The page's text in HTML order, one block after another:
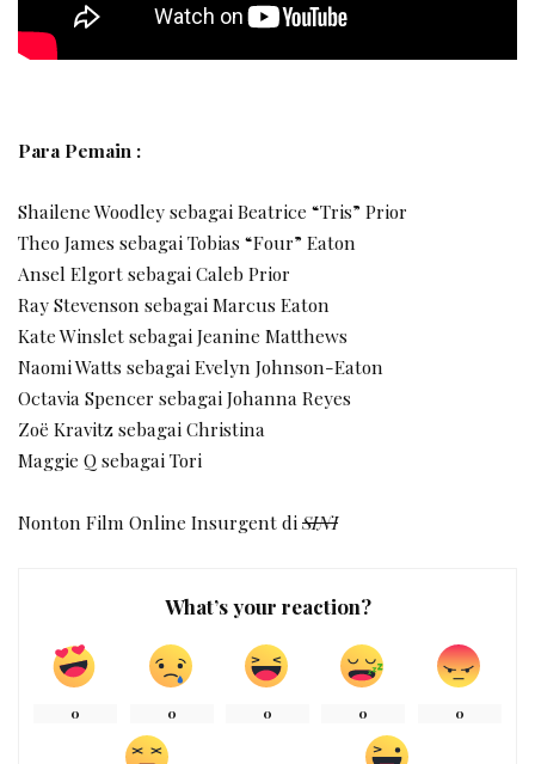
Para Pemain :
Shailene Woodley sebagai Beatrice “Tris” Prior
Theo James sebagai Tobias “Four” Eaton
Ansel Elgort sebagai Caleb Prior
Ray Stevenson sebagai Marcus Eaton
Kate Winslet sebagai Jeanine Matthews
Naomi Watts sebagai Evelyn Johnson-Eaton
Octavia Spencer sebagai Johanna Reyes
Zoë Kravitz sebagai Christina
Maggie Q sebagai Tori
Nonton Film Online Insurgent diSINI
What’s your reaction?
0 0 0 0 0